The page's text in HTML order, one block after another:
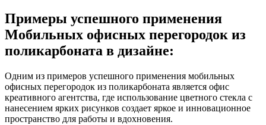
Примеры успешного применения
Мобильных офисных перегородок из
поликарбоната в дизайне:
Одним из примеров успешного применения мобильных
офисных перегородок из поликарбоната является офис
креативного агентства, где использование цветного стекла с
нанесением ярких рисунков создает яркое и инновационное
пространство для работы и вдохновения.